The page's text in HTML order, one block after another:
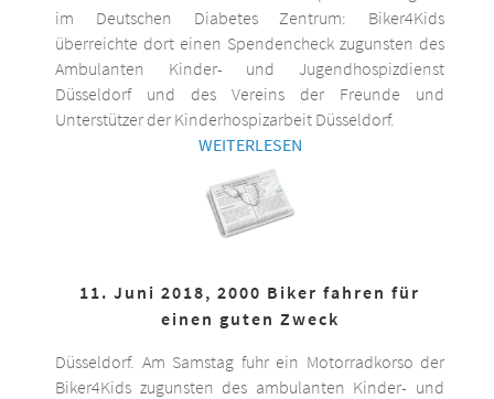
im Deutschen Diabetes Zentrum: Biker4Kids
überreichte dort einen Spendencheck zugunsten des
Ambulanten Kinder- und Jugendhospizdienst
Düsseldorf und des Vereins der Freunde und
Unterstützer der Kinderhospizarbeit Düsseldorf.
WEITERLESEN
11. Juni 2018, 2000 Biker fahren für
einen guten Zweck
Düsseldorf. Am Samstag fuhr ein Motorradkorso der
Biker4Kids zugunsten des ambulanten Kinder- und